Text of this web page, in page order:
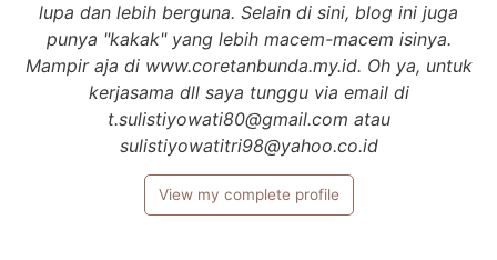
lupa dan lebih berguna. Selain di sini, blog ini juga
punya "kakak" yang lebih macem-macem isinya.
Mampir aja di www.coretanbunda.my.id. Oh ya, untuk
kerjasama dll saya tunggu via email di
t.sulistiyowati80@gmail.com atau
sulistiyowatitri98@yahoo.co.id
View my complete profile